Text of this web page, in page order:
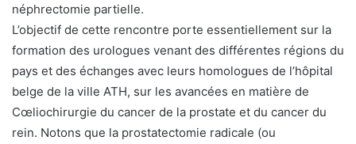
néphrectomie partielle.
L’objectif de cette rencontre porte essentiellement sur la
formation des urologues venant des différentes régions du
pays et des échanges avec leurs homologues de l’hôpital
belge de la ville ATH, sur les avancées en matière de
Cœliochirurgie du cancer de la prostate et du cancer du
rein. Notons que la prostatectomie radicale (ou